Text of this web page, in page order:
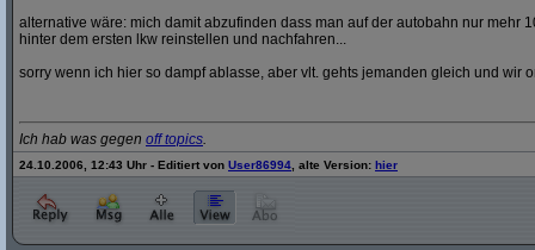
alternative wäre: mich damit abzufinden dass man auf der autobahn nur mehr
hinter dem ersten lkw reinstellen und nachfahren...
sorry wenn ich hier so dampf ablasse, aber vlt. gehts jemanden gleich und wir
Ich hab was gegen off topics.
24.10.2006, 12:43 Uhr - Editiert von User86994 , alte Version: hier